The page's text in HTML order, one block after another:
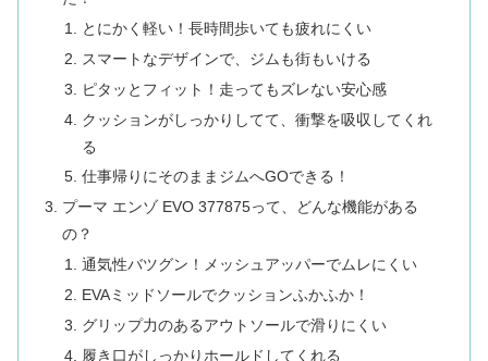
とにかく軽い！長時間歩いても疲れにくい
スマートなデザインで、ジムも街もいける
ピタッとフィット！走ってもズレない安心感
クッションがしっかりしてて、衝撃を吸収してくれ
る
仕事帰りにそのままジムへGOできる！
プーマ エンゾ EVO 377875って、どんな機能がある
の？
通気性バツグン！メッシュアッパーでムレにくい
EVAミッドソールでクッションふかふか！
グリップ力のあるアウトソールで滑りにくい
履き口がしっかりホールドしてくれる